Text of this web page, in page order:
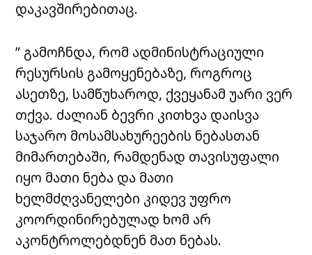
დაკავშირებითაც.
” გამოჩნდა, რომ ადმინისტრაციული
რესურსის გამოყენებაზე, როგროც
ასეთზე, სამწუხაროდ, ქვეყანამ უარი ვერ
თქვა. ძალიან ბევრი კითხვა დაისვა
საჯარო მოსამსახურეების ნებასთან
მიმართებაში, რამდენად თავისუფალი
იყო მათი ნება და მათი
ხელმძღვანელები კიდევ უფრო
კოორდინირებულად ხომ არ
აკონტროლებდნენ მათ ნებას.